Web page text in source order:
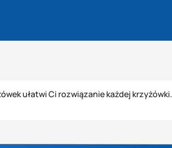
ułatwi Ci rozwiązanie każdej krzyżówki.